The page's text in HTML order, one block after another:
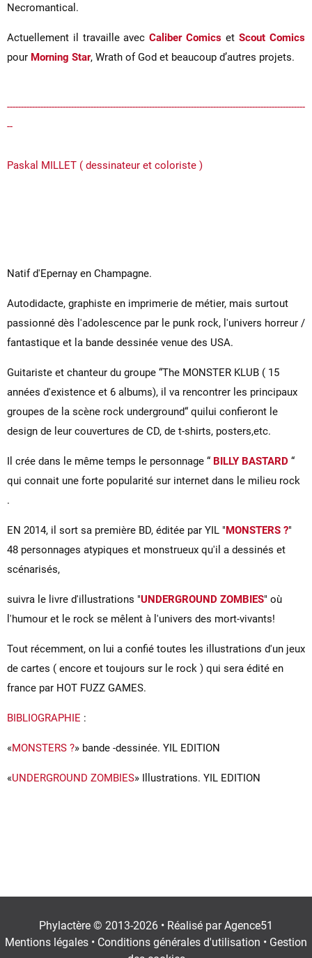
Necromantical.
Actuellement il travaille avec Caliber Comics et Scout Comics
pour Morning Star, Wrath of God et beaucoup d’autres projets.
-----------------------------------------------------------------------------------------------------------
--
Paskal MILLET ( dessinateur et coloriste )
Natif d'Epernay en Champagne.
Autodidacte, graphiste en imprimerie de métier, mais surtout
passionné dès l'adolescence par le punk rock, l'univers horreur /
fantastique et la bande dessinée venue des USA.
Guitariste et chanteur du groupe “The MONSTER KLUB ( 15
années d'existence et 6 albums), il va rencontrer les principaux
groupes de la scène rock underground“ quilui confieront le
design de leur couvertures de CD, de t-shirts, posters,etc.
Il crée dans le même temps le personnage “ BILLY BASTARD “
qui connait une forte popularité sur internet dans le milieu rock
.
EN 2014, il sort sa première BD, éditée par YIL "MONSTERS ?"
48 personnages atypiques et monstrueux qu'il a dessinés et
scénarisés,
suivra le livre d'illustrations "UNDERGROUND ZOMBIES" où
l'humour et le rock se mêlent à l'univers des mort-vivants!
Tout récemment, on lui a confié toutes les illustrations d'un jeux
de cartes ( encore et toujours sur le rock ) qui sera édité en
france par HOT FUZZ GAMES.
BIBLIOGRAPHIE :
«MONSTERS ?» bande -dessinée. YIL EDITION
«UNDERGROUND ZOMBIES» Illustrations. YIL EDITION
Phylactère © 2013-2026 • Réalisé parAgence51
Mentions légales • Conditions générales d'utilisation • Gestion